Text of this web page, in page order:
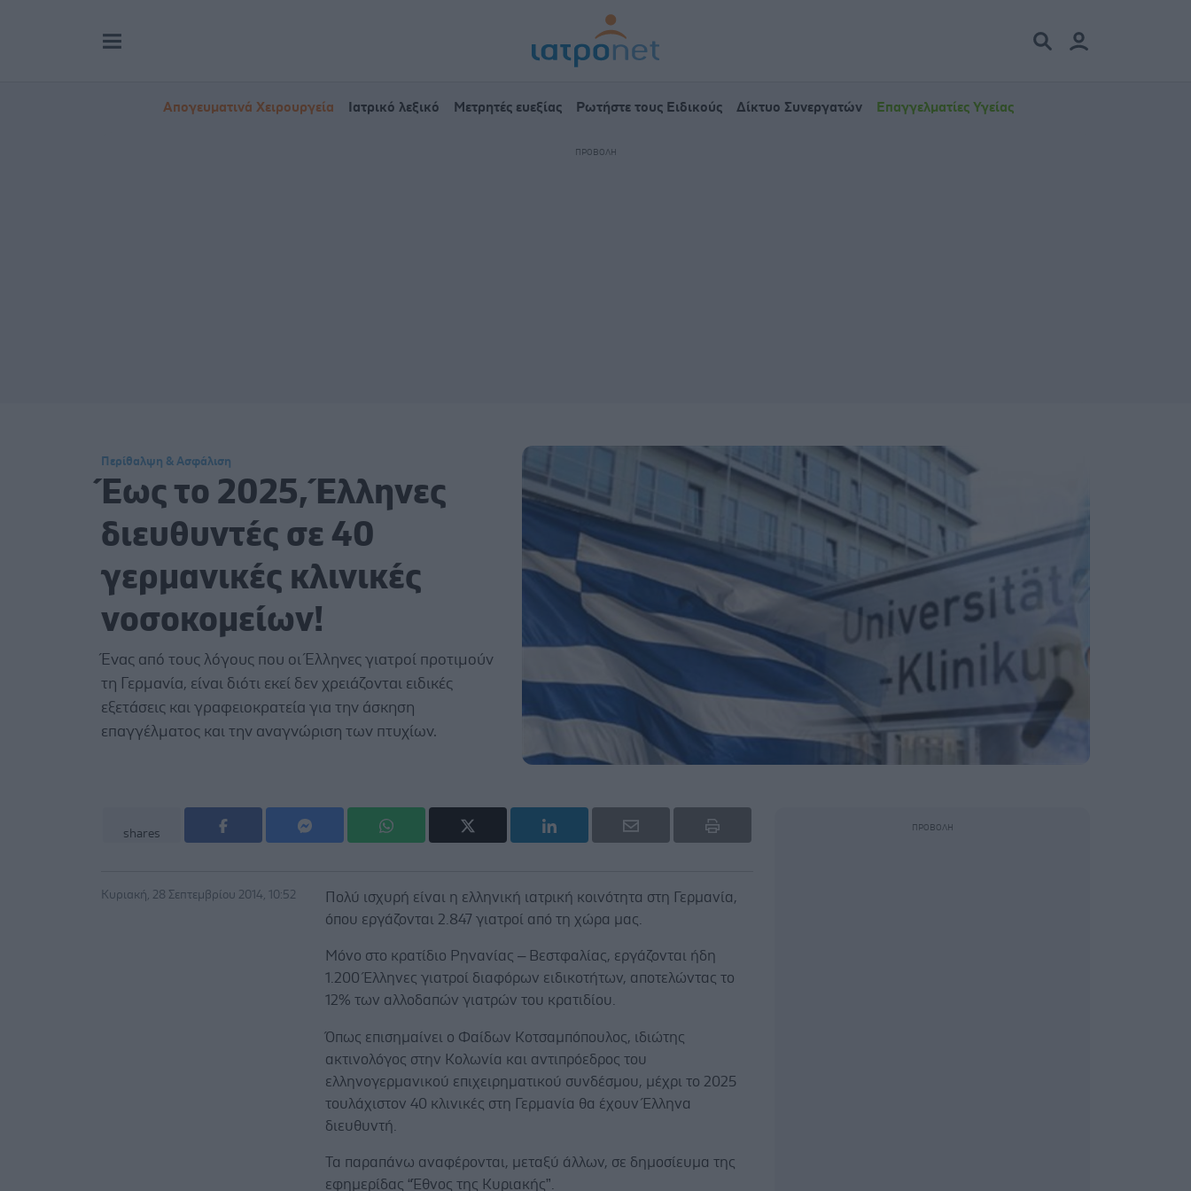
Απογευματινά Χειρουργεία Ιατρικό λεξικό Μετρητές ευεξίας Ρωτήστε τους Ειδικούς Δίκτυο Συνεργατών Επαγγελματίες Υγείας
Περίθαλψη & Ασφάλιση
Έως το 2025, Έλληνες
διευθυντές σε 40
γερμανικές κλινικές
νοσοκομείων!
Ένας από τους λόγους που οι Έλληνες γιατροί προτιμούν
τη Γερμανία, είναι διότι εκεί δεν χρειάζονται ειδικές
εξετάσεις και γραφειοκρατεία για την άσκηση
επαγγέλματος και την αναγνώριση των πτυχίων.
shares
Κυριακή, 28 Σεπτεμβρίου 2014, 10:52
Πολύ ισχυρή είναι η ελληνική ιατρική κοινότητα στη Γερμανία,
όπου εργάζονται 2.847 γιατροί από τη χώρα μας.
Μόνο στο κρατίδιο Ρηνανίας – Βεστφαλίας, εργάζονται ήδη
1.200 Έλληνες γιατροί διαφόρων ειδικοτήτων, αποτελώντας το
12% των αλλοδαπών γιατρών του κρατιδίου.
Όπως επισημαίνει ο Φαίδων Κοτσαμπόπουλος, ιδιώτης
ακτινολόγος στην Κολωνία και αντιπρόεδρος του
ελληνογερμανικού επιχειρηματικού συνδέσμου, μέχρι το 2025
τουλάχιστον 40 κλινικές στη Γερμανία θα έχουν Έλληνα
διευθυντή.
Τα παραπάνω αναφέρονται, μεταξύ άλλων, σε δημοσίευμα της
εφημερίδας “Έθνος της Κυριακής”.